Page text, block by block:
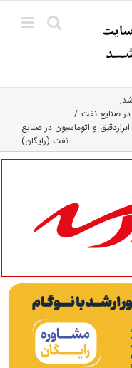
در صنایع نفت
کنکور ارشد ۸۸ مهندسی ابزاردقیق و اتوماسیون در صنایع
نفت (رایگان)